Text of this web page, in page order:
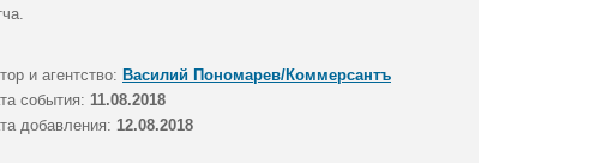
и агентство: Василий Пономарев/Коммерсантъ
события: 11.08.2018
добавления: 12.08.2018